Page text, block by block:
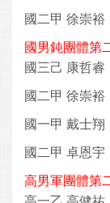
國二甲 徐崇裕
國男鈍團體第
國三己 康哲睿
國二甲 徐崇裕
國一甲 戴士翔
國二甲 卓恩宇
高男軍團體第